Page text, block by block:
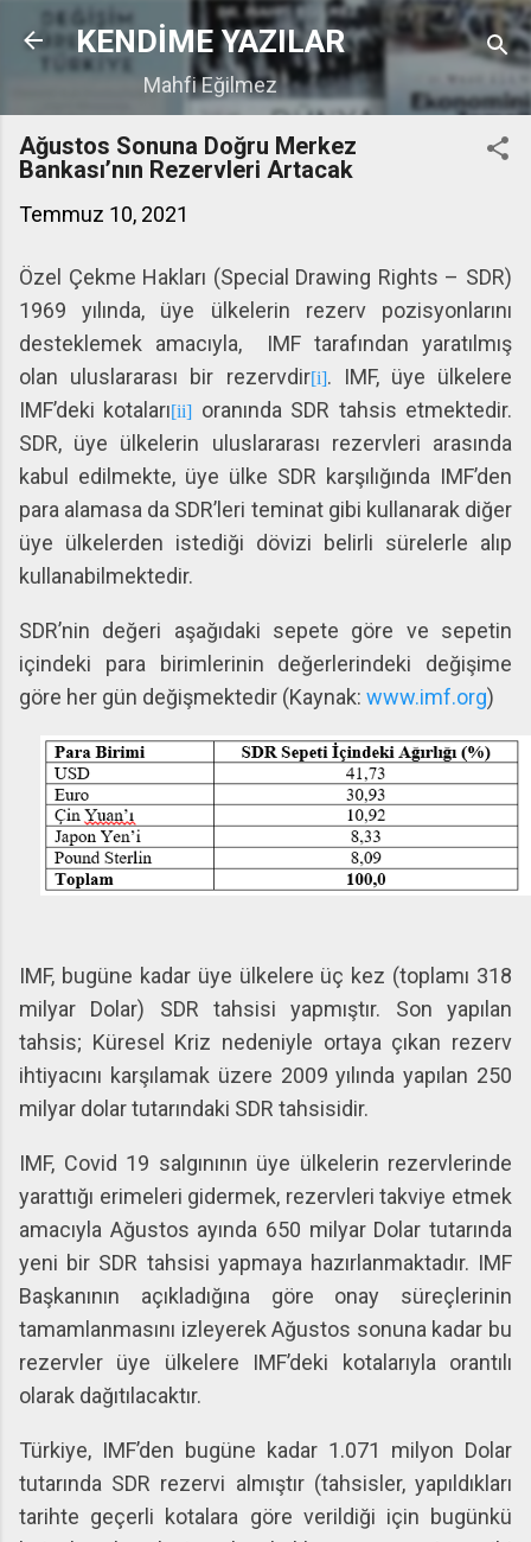
Ana içeriğe atla
KENDİME YAZILAR
Mahfi Eğilmez
Ağustos Sonuna Doğru Merkez
Bankası’nın Rezervleri Artacak
Temmuz 10, 2021
Özel Çekme Hakları (Special Drawing Rights – SDR)
1969 yılında, üye ülkelerin rezerv pozisyonlarını
desteklemek amacıyla, IMF tarafından yaratılmış
olan uluslararası bir rezervdir[i]. IMF, üye ülkelere
IMF’deki kotaları[ii] oranında SDR tahsis etmektedir.
SDR, üye ülkelerin uluslararası rezervleri arasında
kabul edilmekte, üye ülke SDR karşılığında IMF’den
para alamasa da SDR’leri teminat gibi kullanarak diğer
üye ülkelerden istediği dövizi belirli sürelerle alıp
kullanabilmektedir.
SDR’nin değeri aşağıdaki sepete göre ve sepetin
içindeki para birimlerinin değerlerindeki değişime
göre her gün değişmektedir (Kaynak: www.imf.org)
IMF, bugüne kadar üye ülkelere üç kez (toplamı 318
milyar Dolar) SDR tahsisi yapmıştır. Son yapılan
tahsis; Küresel Kriz nedeniyle ortaya çıkan rezerv
ihtiyacını karşılamak üzere 2009 yılında yapılan 250
milyar dolar tutarındaki SDR tahsisidir.
IMF, Covid 19 salgınının üye ülkelerin rezervlerinde
yarattığı erimeleri gidermek, rezervleri takviye etmek
amacıyla Ağustos ayında 650 milyar Dolar tutarında
yeni bir SDR tahsisi yapmaya hazırlanmaktadır. IMF
Başkanının açıkladığına göre onay süreçlerinin
tamamlanmasını izleyerek Ağustos sonuna kadar bu
rezervler üye ülkelere IMF’deki kotalarıyla orantılı
olarak dağıtılacaktır.
Türkiye, IMF’den bugüne kadar 1.071 milyon Dolar
tutarında SDR rezervi almıştır (tahsisler, yapıldıkları
tarihte geçerli kotalara göre verildiği için bugünkü